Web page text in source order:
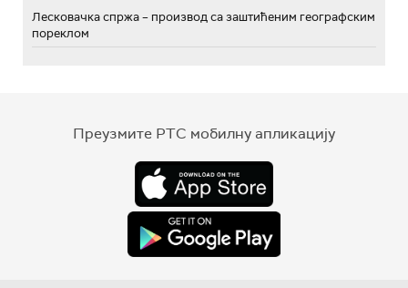
Лесковачка спржа – производ са заштићеним географским
пореклом
Преузмите РТС мобилну апликацију